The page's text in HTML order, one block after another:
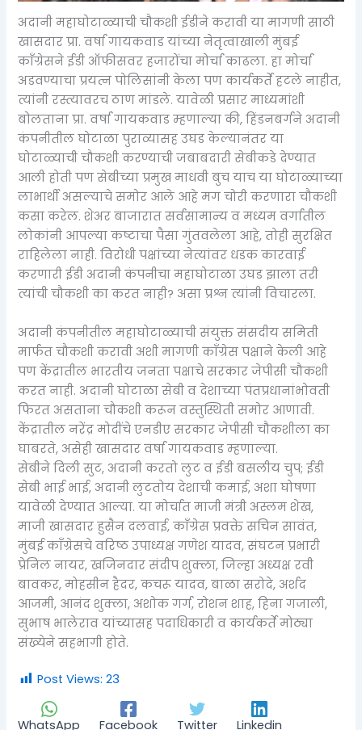
अदानी महाघोटाळ्याची चौकशी ईडीने करावी या मागणी साठी
खासदार प्रा. वर्षा गायकवाड यांच्या नेतृत्वाखाली मुंबई
काँग्रेसने ईडी ऑफीसवर हजारोंचा मोर्चा काढला. हा मोर्चा
अडवण्याचा प्रयत्न पोलिसांनी केला पण कार्यकर्ते हटले नाहीत,
त्यांनी रस्त्यावरच ठाण मांडले. यावेळी प्रसार माध्यमांशी
बोलताना प्रा. वर्षा गायकवाड म्हणाल्या की, हिंडनबर्गने अदानी
कंपनीतील घोटाळा पुराव्यासह उघड केल्यानंतर या
घोटाळ्याची चौकशी करण्याची जबाबदारी सेबीकडे देण्यात
आली होती पण सेबीच्या प्रमुख माधवी बुच याच या घोटाळ्याच्या
लाभार्थी असल्याचे समोर आले आहे मग चोरी करणारा चौकशी
कसा करेल. शेअर बाजारात सर्वसामान्य व मध्यम वर्गातील
लोकांनी आपल्या कष्टाचा पैसा गुंतवलेला आहे, तोही सुरक्षित
राहिलेला नाही. विरोधी पक्षांच्या नेत्यांवर धडक कारवाई
करणारी ईडी अदानी कंपनीचा महाघोटाळा उघड झाला तरी
त्यांची चौकशी का करत नाही? असा प्रश्न त्यांनी विचारला.
अदानी कंपनीतील महाघोटाळ्याची संयुक्त संसदीय समिती
मार्फत चौकशी करावी अशी मागणी काँग्रेस पक्षाने केली आहे
पण केंद्रातील भारतीय जनता पक्षाचे सरकार जेपीसी चौकशी
करत नाही. अदानी घोटाळा सेबी व देशाच्या पंतप्रधानांभोवती
फिरत असताना चौकशी करून वस्तुस्थिती समोर आणावी.
केंद्रातील नरेंद्र मोदींचे एनडीए सरकार जेपीसी चौकशीला का
घाबरते, असेही खासदार वर्षा गायकवाड म्हणाल्या.
सेबीने दिली सुट, अदानी करतो लुट व ईडी बसलीय चुप; ईडी
सेबी भाई भाई, अदानी लुटतोय देशाची कमाई, अशा घोषणा
यावेळी देण्यात आल्या. या मोर्चात माजी मंत्री अस्लम शेख,
माजी खासदार हुसैन दलवाई, काँग्रेस प्रवक्ते सचिन सावंत,
मुंबई काँग्रेसचे वरिष्ठ उपाध्यक्ष गणेश यादव, संघटन प्रभारी
प्रेनिल नायर, खजिनदार संदीप शुक्ला, जिल्हा अध्यक्ष रवी
बावकर, मोहसीन हैदर, कचरू यादव, बाळा सरोदे, अर्शद
आजमी, आनंद शुक्ला, अशोक गर्ग, रोशन शाह, हिना गजाली,
सुभाष भालेराव यांच्यासह पदाधिकारी व कार्यकर्ते मोठ्या
संख्येने सहभागी होते.
Post Views: 23
WhatsApp Facebook Twitter Linkedin